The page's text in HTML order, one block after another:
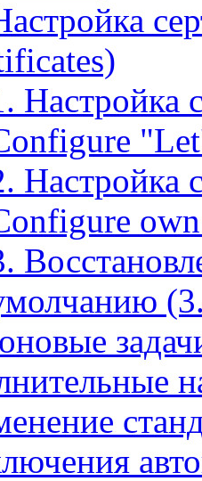
Настройка
Настройка